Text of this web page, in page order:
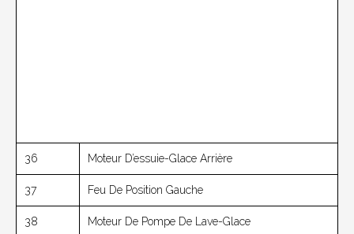
36 Moteur D’essuie-Glace Arrière
37 Feu De Position Gauche
38 Moteur De Pompe De Lave-Glace